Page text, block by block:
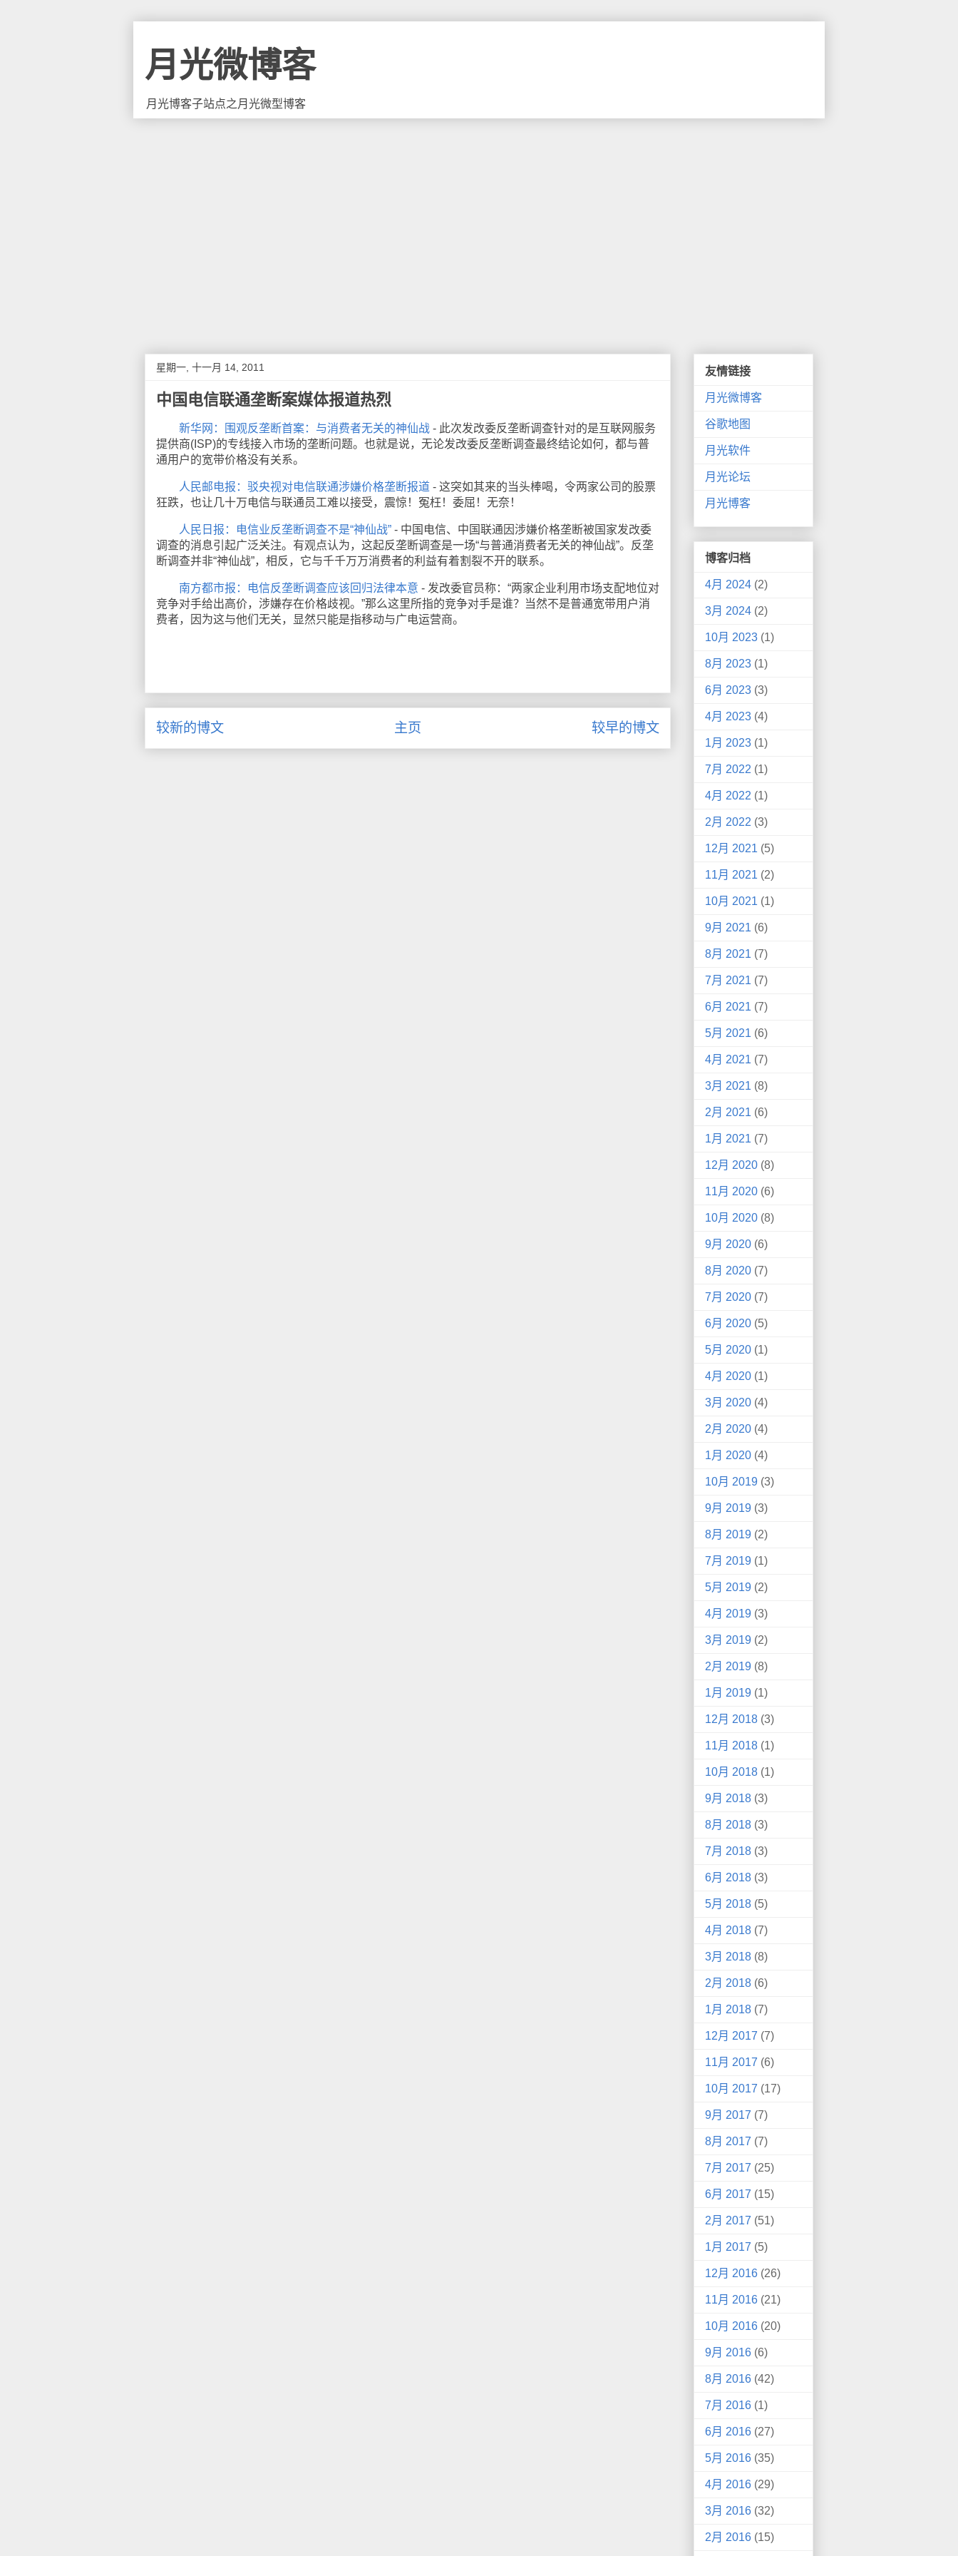
月光微博客
月光博客子站点之月光微型博客
星期一, 十一月 14, 2011
中国电信联通垄断案媒体报道热烈
新华网：围观反垄断首案：与消费者无关的神仙战 - 此次发改委反垄断调查针对的是互联网服务
提供商(ISP)的专线接入市场的垄断问题。也就是说，无论发改委反垄断调查最终结论如何，都与普
通用户的宽带价格没有关系。
人民邮电报：驳央视对电信联通涉嫌价格垄断报道 - 这突如其来的当头棒喝，令两家公司的股票
狂跌，也让几十万电信与联通员工难以接受，震惊！冤枉！委屈！无奈！
人民日报：电信业反垄断调查不是“神仙战” - 中国电信、中国联通因涉嫌价格垄断被国家发改委
调查的消息引起广泛关注。有观点认为，这起反垄断调查是一场“与普通消费者无关的神仙战”。反垄
断调查并非“神仙战”，相反，它与千千万万消费者的利益有着割裂不开的联系。
南方都市报：电信反垄断调查应该回归法律本意 - 发改委官员称：“两家企业利用市场支配地位对
竞争对手给出高价，涉嫌存在价格歧视。”那么这里所指的竞争对手是谁？当然不是普通宽带用户消
费者，因为这与他们无关，显然只能是指移动与广电运营商。
较新的博文 较早的博文
主页
友情链接
月光微博客
谷歌地图
月光软件
月光论坛
月光博客
博客归档
4月 2024 (2)
3月 2024 (2)
10月 2023 (1)
8月 2023 (1)
6月 2023 (3)
4月 2023 (4)
1月 2023 (1)
7月 2022 (1)
4月 2022 (1)
2月 2022 (3)
12月 2021 (5)
11月 2021 (2)
10月 2021 (1)
9月 2021 (6)
8月 2021 (7)
7月 2021 (7)
6月 2021 (7)
5月 2021 (6)
4月 2021 (7)
3月 2021 (8)
2月 2021 (6)
1月 2021 (7)
12月 2020 (8)
11月 2020 (6)
10月 2020 (8)
9月 2020 (6)
8月 2020 (7)
7月 2020 (7)
6月 2020 (5)
5月 2020 (1)
4月 2020 (1)
3月 2020 (4)
2月 2020 (4)
1月 2020 (4)
10月 2019 (3)
9月 2019 (3)
8月 2019 (2)
7月 2019 (1)
5月 2019 (2)
4月 2019 (3)
3月 2019 (2)
2月 2019 (8)
1月 2019 (1)
12月 2018 (3)
11月 2018 (1)
10月 2018 (1)
9月 2018 (3)
8月 2018 (3)
7月 2018 (3)
6月 2018 (3)
5月 2018 (5)
4月 2018 (7)
3月 2018 (8)
2月 2018 (6)
1月 2018 (7)
12月 2017 (7)
11月 2017 (6)
10月 2017 (17)
9月 2017 (7)
8月 2017 (7)
7月 2017 (25)
6月 2017 (15)
2月 2017 (51)
1月 2017 (5)
12月 2016 (26)
11月 2016 (21)
10月 2016 (20)
9月 2016 (6)
8月 2016 (42)
7月 2016 (1)
6月 2016 (27)
5月 2016 (35)
4月 2016 (29)
3月 2016 (32)
2月 2016 (15)